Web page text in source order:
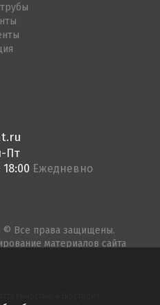
Пт
Ежедневно
© Все права защищены.
материалов сайта